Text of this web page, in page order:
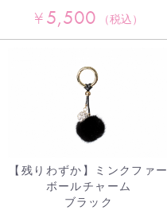
¥5,500 （税込）
【残りわずか】ミンクファー
ボールチャーム
ブラック